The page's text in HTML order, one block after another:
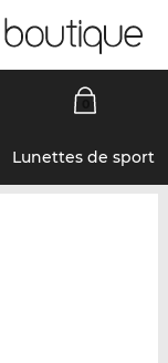
Lunettes de sport